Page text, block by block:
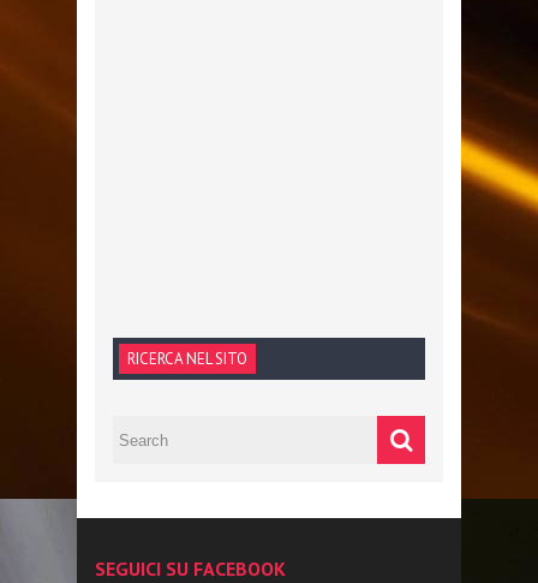
RICERCA NEL SITO
SEGUICI SU FACEBOOK